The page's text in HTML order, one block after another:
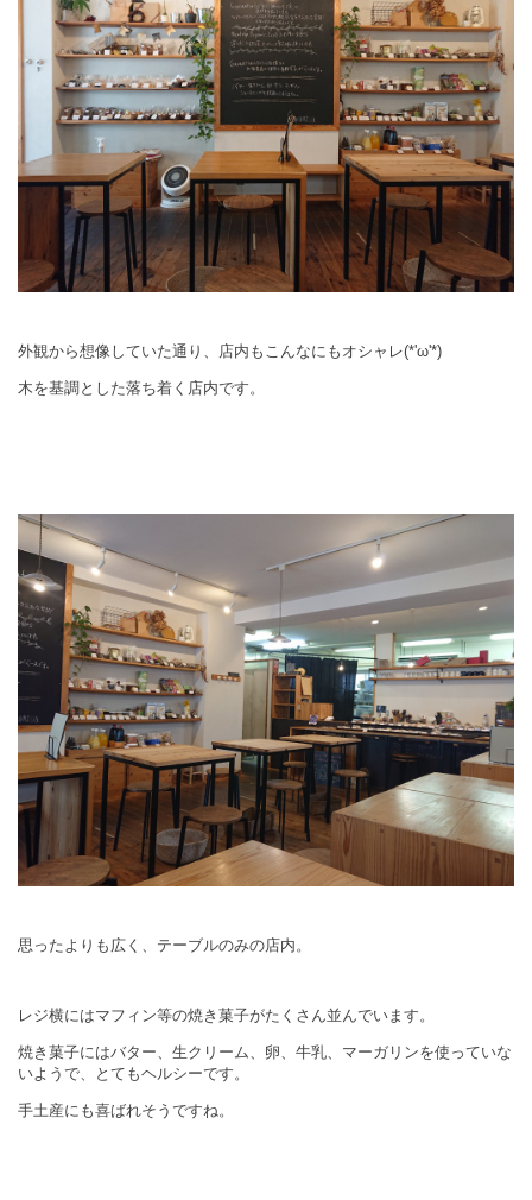
外観から想像していた通り、店内もこんなにもオシャレ(*'ω'*)
木を基調とした落ち着く店内です。
思ったよりも広く、テーブルのみの店内。
レジ横にはマフィン等の焼き菓子がたくさん並んでいます。
焼き菓子にはバター、生クリーム、卵、牛乳、マーガリンを使っていな
いようで、とてもヘルシーです。
手土産にも喜ばれそうですね。